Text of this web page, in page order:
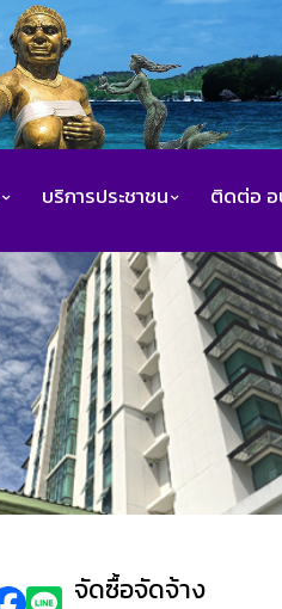
บริการประชาชน ติดต่อ อ
จัดซื้อจัดจ้าง